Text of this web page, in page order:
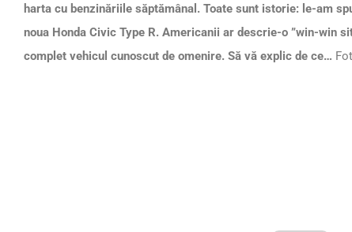
harta cu benzinăriile săptămânal. Toate sunt istorie: le-am
noua Honda Civic Type R. Americanii ar descrie-o ”win-win
complet vehicul cunoscut de omenire. Să vă explic de ce…